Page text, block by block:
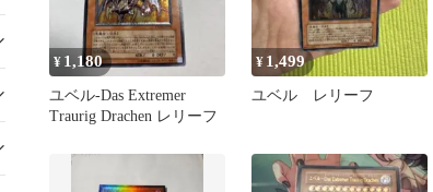
¥ 1,180
ユベル-Das Extremer
Traurig Drachen レリーフ
¥ 1,499
ユベル レリーフ